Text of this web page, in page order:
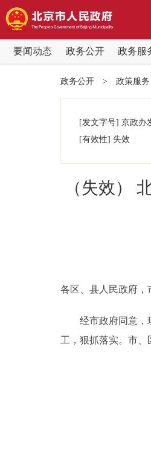
要闻动态 政务公开 政务服
党中央精
政务公开
政务服务
政务公开 > 政策服务
[发文字号] 京政办
[有效性] 失效
（失效）
各区、县人民政府，
经市政府同意，现
工，狠抓落实。市